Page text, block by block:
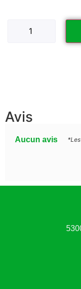
Avis
Aucun avis